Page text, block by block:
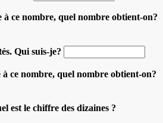
à ce nombre, quel nombre obtient-on?
Qui suis-je?
ce nombre, quel nombre obtient-on?
est le chiffre des dizaines ?